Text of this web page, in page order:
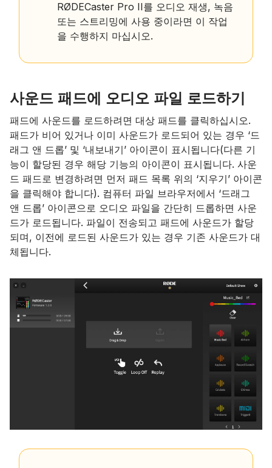
RØDECaster Pro II를 오디오 재생, 녹음
또는 스트리밍에 사용 중이라면 이 작업
을 수행하지 마십시오.
사운드 패드에 오디오 파일 로드하기
패드에 사운드를 로드하려면 대상 패드를 클릭하십시오.
패드가 비어 있거나 이미 사운드가 로드되어 있는 경우 ‘드
래그 앤 드롭’ 및 ‘내보내기’ 아이콘이 표시됩니다(다른 기
능이 할당된 경우 해당 기능의 아이콘이 표시됩니다. 사운
드 패드로 변경하려면 먼저 패드 목록 위의 ‘지우기’ 아이콘
을 클릭해야 합니다). 컴퓨터 파일 브라우저에서 ‘드래그
앤 드롭’ 아이콘으로 오디오 파일을 간단히 드롭하면 사운
드가 로드됩니다. 파일이 전송되고 패드에 사운드가 할당
되며, 이전에 로드된 사운드가 있는 경우 기존 사운드가 대
체됩니다.